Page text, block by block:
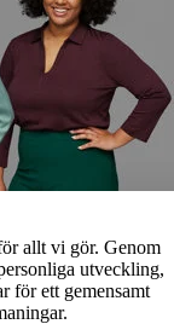
allt vi gör. Genom
utveckling,
för ett gemensamt